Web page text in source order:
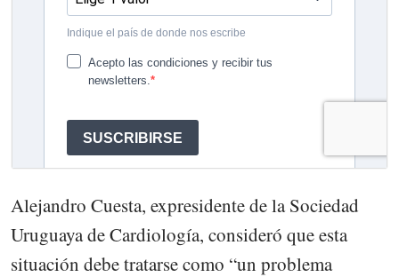
Alejandro Cuesta, expresidente de la Sociedad
Uruguaya de Cardiología, consideró que esta
situación debe tratarse como “un problema